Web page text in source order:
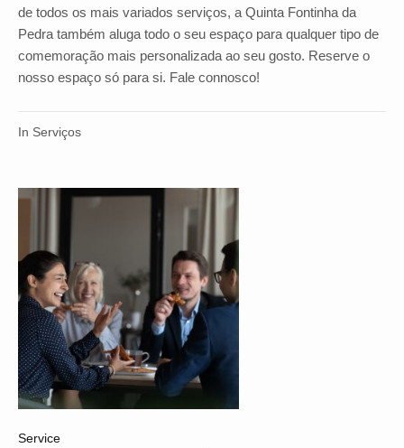
de todos os mais variados serviços, a Quinta Fontinha da
Pedra também aluga todo o seu espaço para qualquer tipo de
comemoração mais personalizada ao seu gosto. Reserve o
nosso espaço só para si. Fale connosco!
In Serviços
Service